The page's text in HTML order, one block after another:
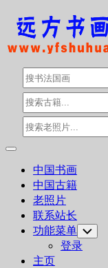
Skip
content
Expand
中国书画
中国古籍
老照片
联系站长
功能菜单 Toggle
Child
Menu
登录
主页